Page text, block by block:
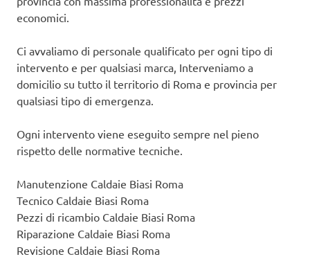
economici.
Ci avvaliamo di personale qualificato per ogni tipo di
intervento e per qualsiasi marca, Interveniamo a
domicilio su tutto il territorio di Roma e provincia per
qualsiasi tipo di emergenza.
Ogni intervento viene eseguito sempre nel pieno
rispetto delle normative tecniche.
Manutenzione Caldaie Biasi Roma
Tecnico Caldaie Biasi Roma
Pezzi di ricambio Caldaie Biasi Roma
Riparazione Caldaie Biasi Roma
Revisione Caldaie Biasi Roma